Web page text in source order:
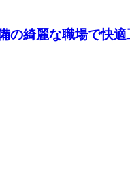
の綺麗な職場で快